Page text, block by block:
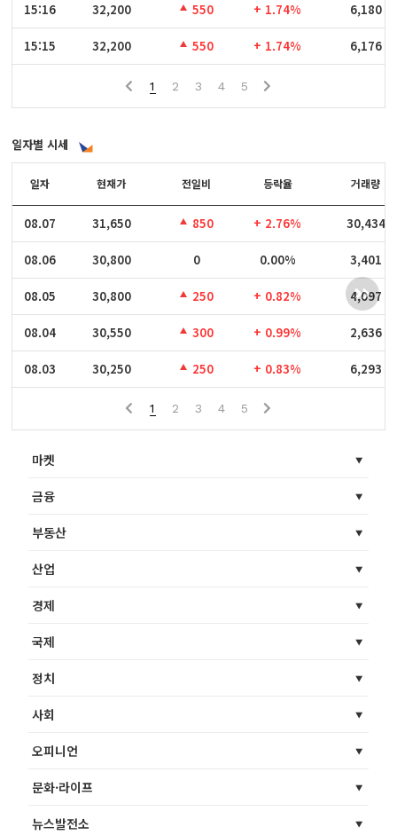
15:16
15:15
15:16 32,200 550 + 1.74% 6,180
15:15 32,200 550 + 1.74% 6,176
1 2 3 4 5
일자별 시세
일자
08.07
08.06
08.05
08.04
08.03
일자 현재가 전일비 등락율 거래량
08.07 31,650 850 + 2.76% 30,434
08.06 30,800 0 0.00% 3,401
08.05 30,800 250 + 0.82% 4,097
08.04 30,550 300 + 0.99% 2,636
08.03 30,250 250 + 0.83% 6,293
1 2 3 4 5
마켓
금융
부동산
산업
경제
국제
정치
사회
오피니언
문화·라이프
뉴스발전소